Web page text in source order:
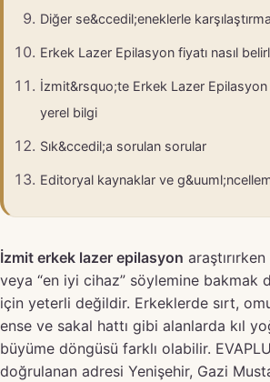
Diğer se&ccedil;eneklerle karşılaştırma
Erkek Lazer Epilasyon fiyatı nasıl
İzmit&rsquo;te Erkek Lazer Epilasyon
yerel bilgi
Sık&ccedil;a sorulan sorular
Editoryal kaynaklar ve
İzmit erkek lazer epilasyon
veya “en iyi cihaz” söylemine bakmak
için yeterli değildir. Erkeklerde sırt,
ense ve sakal hattı gibi alanlarda kıl
büyüme döngüsü farklı olabilir.
doğrulanan adresi Yenişehir, Gazi